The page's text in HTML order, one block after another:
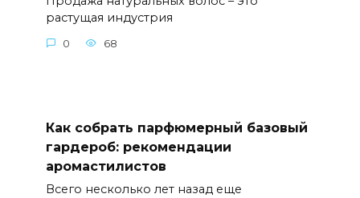
растущая индустрия
0 68
Как собрать парфюмерный базовый
гардероб: рекомендации
аромастилистов
Всего несколько лет назад еще